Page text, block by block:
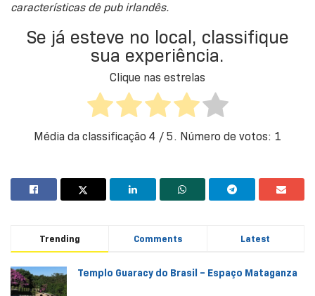
características de pub irlandês.
Se já esteve no local, classifique
sua experiência.
Clique nas estrelas
Média da classificação 4 / 5. Número de votos: 1
Trending Comments Latest
Templo Guaracy do Brasil – Espaço Mataganza